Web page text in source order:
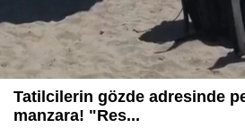
Tatilcilerin gözde adresinde
manzara! "Res...